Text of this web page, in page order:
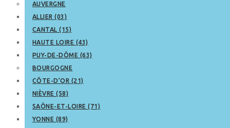
AUVERGNE
ALLIER (03)
CANTAL (15)
HAUTE LOIRE (43)
PUY-DE-DÔME (63)
BOURGOGNE
CÔTE-D’OR (21)
NIÈVRE (58)
SAÔNE-ET-LOIRE (71)
YONNE (89)